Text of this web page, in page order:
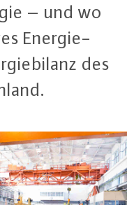
– und wo
En­er­gie­
des